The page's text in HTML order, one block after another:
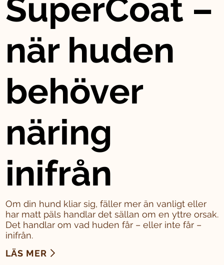
SuperCoat –
när huden
behöver
näring
inifrån
Om din hund kliar sig, fäller mer än vanligt eller
har matt päls handlar det sällan om en yttre orsak.
Det handlar om vad huden får – eller inte får –
inifrån.
LÄS MER